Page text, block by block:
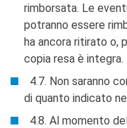
rimborsata. Le
potranno essere
ha ancora ritirato o,
copia resa è integra.
4.7. Non saranno
di quanto indicato
4.8. Al momento